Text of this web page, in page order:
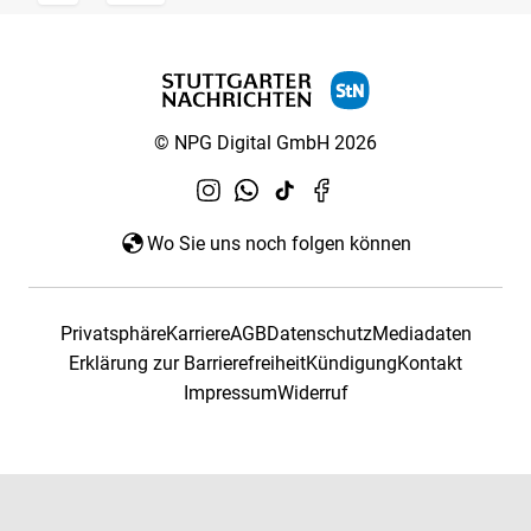
© NPG Digital GmbH 2026
Wo Sie uns noch folgen können
PrivatsphäreKarriereAGBDatenschutzMediadaten
Erklärung zur BarrierefreiheitKündigungKontakt
ImpressumWiderruf